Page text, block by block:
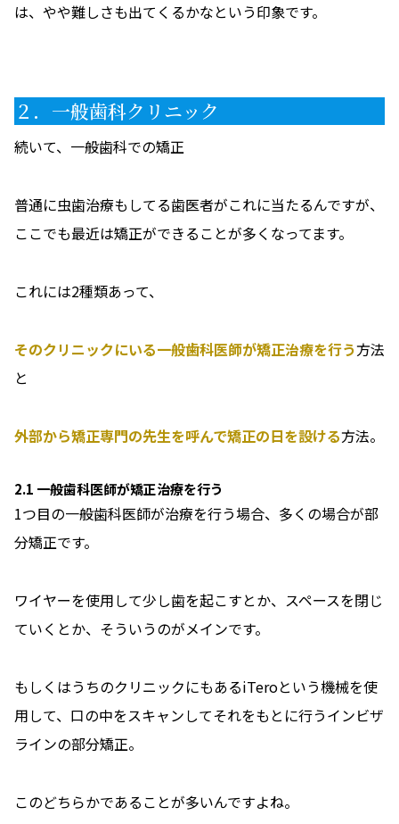
は、やや難しさも出てくるかなという印象です。
２．一般歯科クリニック
続いて、一般歯科での矯正
普通に虫歯治療もしてる歯医者がこれに当たるんですが、
ここでも最近は矯正ができることが多くなってます。
これには2種類あって、
そのクリニックにいる一般歯科医師が矯正治療を行う方法
と
外部から矯正専門の先生を呼んで矯正の日を設ける方法。
2.1 一般歯科医師が矯正治療を行う
1つ目の一般歯科医師が治療を行う場合、多くの場合が部
分矯正です。
ワイヤーを使用して少し歯を起こすとか、スペースを閉じ
ていくとか、そういうのがメインです。
もしくはうちのクリニックにもあるiTeroという機械を使
用して、口の中をスキャンしてそれをもとに行うインビザ
ラインの部分矯正。
このどちらかであることが多いんですよね。